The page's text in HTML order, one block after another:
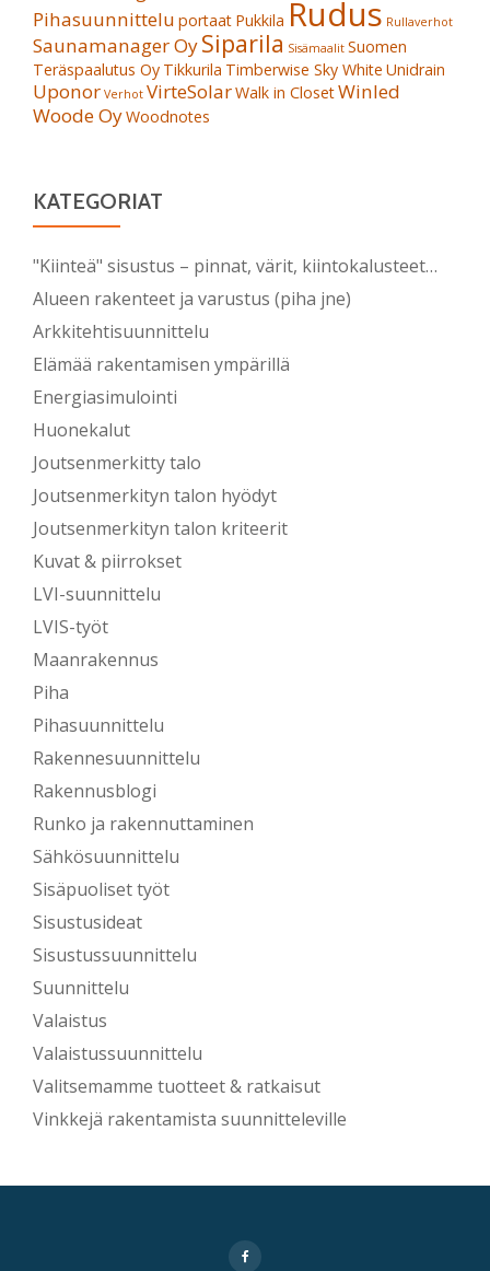
Pihasuunnittelu portaat Pukkila Rudus Rullaverhot
Saunamanager OySiparila Sisämaalit Suomen
Teräspaalutus Oy Tikkurila Timberwise Sky White Unidrain
Uponor Verhot VirteSolarWalk in ClosetWinled
Woode OyWoodnotes
KATEGORIAT
"Kiinteä" sisustus – pinnat, värit, kiintokalusteet…
Alueen rakenteet ja varustus (piha jne)
Arkkitehtisuunnittelu
Elämää rakentamisen ympärillä
Energiasimulointi
Huonekalut
Joutsenmerkitty talo
Joutsenmerkityn talon hyödyt
Joutsenmerkityn talon kriteerit
Kuvat & piirrokset
LVI-suunnittelu
LVIS-työt
Maanrakennus
Piha
Pihasuunnittelu
Rakennesuunnittelu
Rakennusblogi
Runko ja rakennuttaminen
Sähkösuunnittelu
Sisäpuoliset työt
Sisustusideat
Sisustussuunnittelu
Suunnittelu
Valaistus
Valaistussuunnittelu
Valitsemamme tuotteet & ratkaisut
Vinkkejä rakentamista suunnitteleville
fa-